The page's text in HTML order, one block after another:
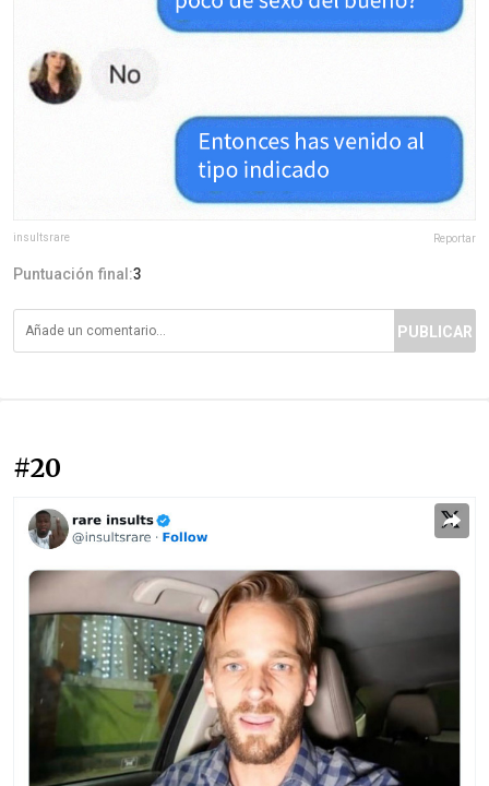
insultsrare Reportar
Puntuación final:3
PUBLICAR
#20